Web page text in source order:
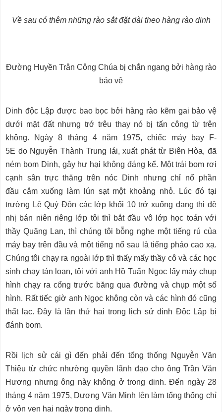
Về sau có thêm những rào sắt đặt dài theo hàng rào dinh
Đường Huyền Trân Công Chúa bị chắn ngang bởi hàng rào
bảo vệ
Dinh độc Lập được bao bọc bởi hàng rào kẽm gai bảo vệ
dưới mặt đất nhưng trớ trêu thay nó bị tấn công từ trên
không. Ngày 8 tháng 4 năm 1975, chiếc máy bay F-
5E do Nguyễn Thành Trung lái, xuất phát từ Biên Hòa, đã
ném bom Dinh, gây hư hại không đáng kể. Một trái bom rơi
cạnh sân trực thăng trên nóc Dinh nhưng chỉ nổ phần
đầu cắm xuống làm lún sạt một khoảng nhỏ. Lúc đó tại
trường Lê Quý Đôn các lớp khối 10 trở xuống đang thi đệ
nhị bán niên riêng lớp tôi thì bắt đầu vô lớp học toán với
thầy Quãng Lan, thì chúng tôi bỗng nghe một tiếng rú của
máy bay trên đầu và một tiếng nổ sau là tiếng pháo cao xạ.
Chúng tôi chạy ra ngoài lớp thì thấy mấy thầy cô và các học
sinh chạy tán loạn, tôi với anh Hồ Tuấn Ngọc lấy máy chụp
hình chạy ra cổng trước băng qua đường và chụp một số
hình. Rất tiếc giờ anh Ngọc không còn và các hình đó cũng
thất lạc. Đây là lần thứ hai trong lịch sử dinh Độc Lập bị
đánh bom.
Rồi lịch sử cái gì đến phải đến tổng thống Nguyễn Văn
Thiệu từ chức nhường quyền lãnh đạo cho ông Trần Văn
Hương nhưng ông này không ở trong dinh. Đến ngày 28
tháng 4 năm 1975, Dương Văn Minh lên làm tổng thống chỉ
ở vỏn vẹn hai ngày trong dinh.